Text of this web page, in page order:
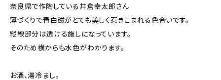
奈良県で作陶している井倉幸太郎さん
薄づくりで青白磁がとても美しく惹きこまれる色合いです。
縦線部分は透ける施しになっています。
そのため横からも水色がわかります。
お酒、湯冷まし。